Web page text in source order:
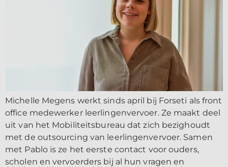
Michelle Megens werkt sinds april bij Forseti als front
office medewerker leerlingenvervoer. Ze maakt deel
uit van het Mobiliteitsbureau dat zich bezighoudt
met de outsourcing van leerlingenvervoer. Samen
met Pablo is ze het eerste contact voor ouders,
scholen en vervoerders bij al hun vragen en